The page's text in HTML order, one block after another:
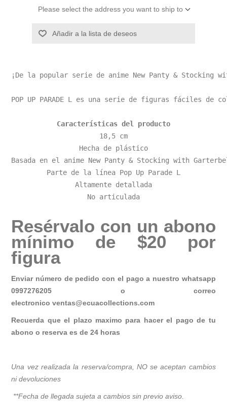
Please select the address you want to ship to
Añadir a la lista de deseos
¡De la popular serie de anime New Panty & Stocking
POP UP PARADE L es una serie de figuras fáciles
Características del producto
18,5 cm
Hecha de plástico
Basada en el anime New Panty & Stocking with
Parte de la línea Pop Up Parade L
Altamente detallada
No articulada
Resérvalo con un abono
mínimo de $20 por
figura
Enviar número de pedido con el pago a nuestro whatsapp
0997276205 o correo
electronicoventas@ecuacollections.com
Recuerda que el plazo maximo para hacer el pago de tu
abono o reserva es de 24 horas
Una vez realizada la reserva/compra, NO se aceptan cambios
ni devoluciones
**Fecha de llegada sujeta a cambios sin previo aviso.